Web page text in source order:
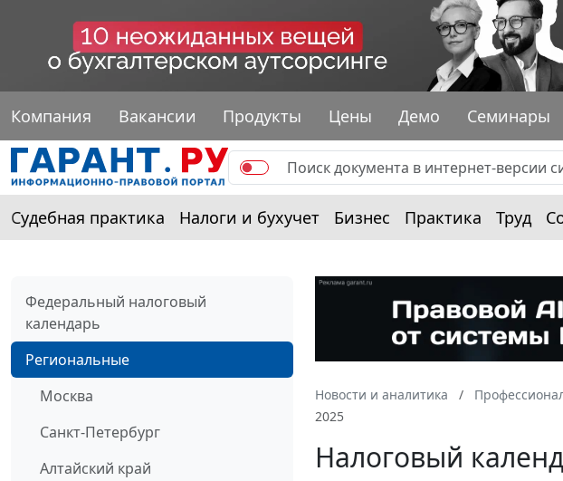
Компания Вакансии Продукты Цены Демо Семинары
Судебная практика Налоги и бухучет Бизнес Практика Труд
Федеральный налоговый
календарь
Региональные
Москва
Санкт-Петербург
Алтайский край
Новости и аналитика
2025
Налоговый